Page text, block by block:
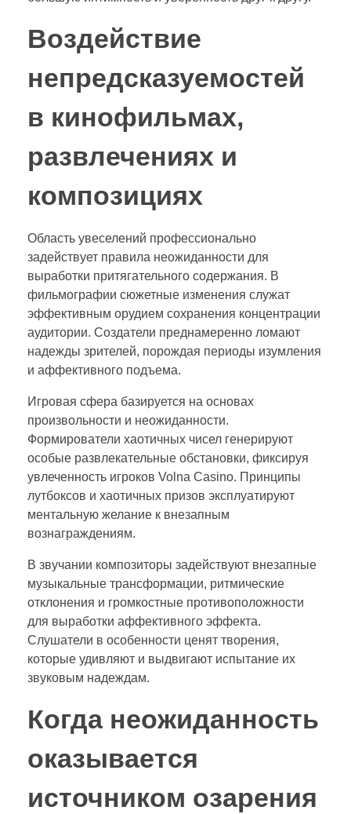
Воздействие
непредсказуемостей
в кинофильмах,
развлечениях и
композициях
Область увеселений профессионально
задействует правила неожиданности для
выработки притягательного содержания. В
фильмографии сюжетные изменения служат
эффективным орудием сохранения концентрации
аудитории. Создатели преднамеренно ломают
надежды зрителей, порождая периоды изумления
и аффективного подъема.
Игровая сфера базируется на основах
произвольности и неожиданности.
Формирователи хаотичных чисел генерируют
особые развлекательные обстановки, фиксируя
увлеченность игроков Volna Casino. Принципы
лутбоксов и хаотичных призов эксплуатируют
ментальную желание к внезапным
вознаграждениям.
В звучании композиторы задействуют внезапные
музыкальные трансформации, ритмические
отклонения и громкостные противоположности
для выработки аффективного эффекта.
Слушатели в особенности ценят творения,
которые удивляют и выдвигают испытание их
звуковым надеждам.
Когда неожиданность
оказывается
источником озарения